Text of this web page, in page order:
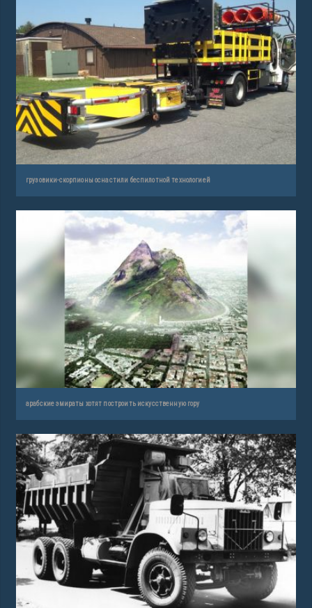
грузовики-скорпионы оснастили беспилотной технологией
арабские эмираты хотят построить искусственную гору